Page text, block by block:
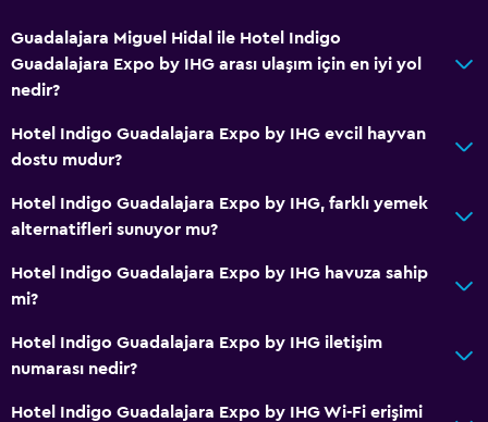
Guadalajara Miguel Hidal ile Hotel Indigo
Guadalajara Expo by IHG arası ulaşım için en iyi yol
nedir?
Hotel Indigo Guadalajara Expo by IHG evcil hayvan
dostu mudur?
Hotel Indigo Guadalajara Expo by IHG, farklı yemek
alternatifleri sunuyor mu?
Hotel Indigo Guadalajara Expo by IHG havuza sahip
mi?
Hotel Indigo Guadalajara Expo by IHG iletişim
numarası nedir?
Hotel Indigo Guadalajara Expo by IHG Wi-Fi erişimi